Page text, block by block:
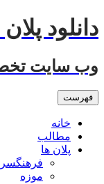
رفتن
به
دانلود
وب سایت
فهرست
خانه
مطالب
پلان ها
فرهنگسرا
موزه